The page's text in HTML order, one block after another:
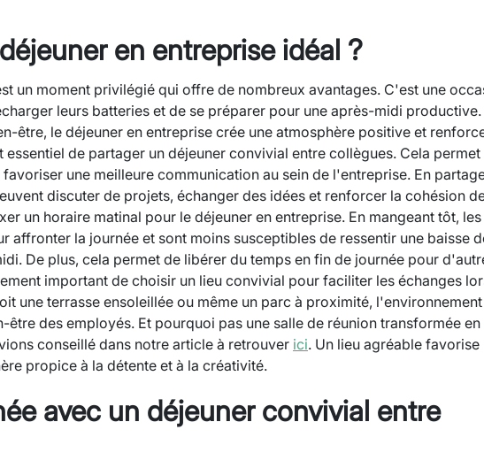
en entreprise idéal ?
un moment privilégié qui offre de nombreux avantages. C'est une
leurs batteries et de se préparer pour une après-midi productive.
être, le déjeuner en entreprise crée une atmosphère positive et
de partager un déjeuner convivial entre collègues. Cela
une meilleure communication au sein de l'entreprise. En
discuter de projets, échanger des idées et renforcer la cohésion
un horaire matinal pour le déjeuner en entreprise. En mangeant tôt, les
affronter la journée et sont moins susceptibles de ressentir une baisse
De plus, cela permet de libérer du temps en fin de journée pour
important de choisir un lieu convivial pour faciliter les échanges
une terrasse ensoleillée ou même un parc à proximité,
être des employés. Et pourquoi pas une salle de réunion transformée en
conseillé dans notre article à retrouver ici. Un lieu agréable favorise
propice à la détente et à la créativité.
avec un déjeuner convivial entre